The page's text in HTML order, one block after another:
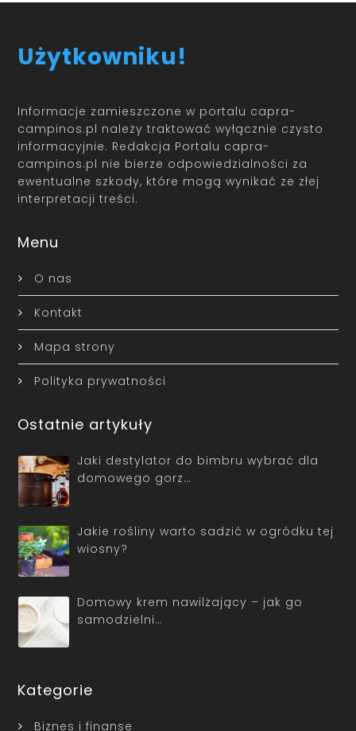
Użytkowniku!
Informacje zamieszczone w portalu capra-
campinos.pl należy traktować wyłącznie czysto
informacyjnie. Redakcja Portalu capra-
campinos.pl nie bierze odpowiedzialności za
ewentualne szkody, które mogą wynikać ze złej
interpretacji treści.
Menu
O nas
Kontakt
Mapa strony
Polityka prywatności
Ostatnie artykuły
Jaki destylator do bimbru wybrać dla
domowego gorz…
Jakie rośliny warto sadzić w ogródku tej
wiosny?
Domowy krem nawilżający – jak go
samodzielni…
Kategorie
Biznes i finanse